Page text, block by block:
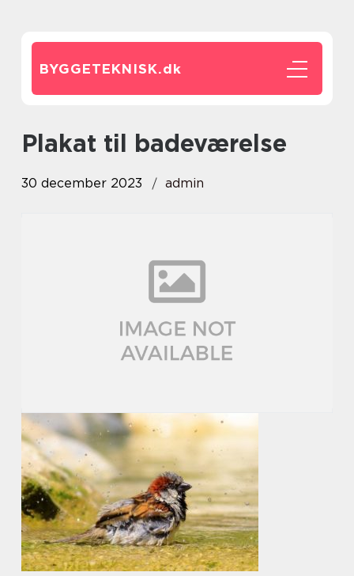
BYGGETEKNISK.dk
plakat til badeværelse
30 december 2023 admin